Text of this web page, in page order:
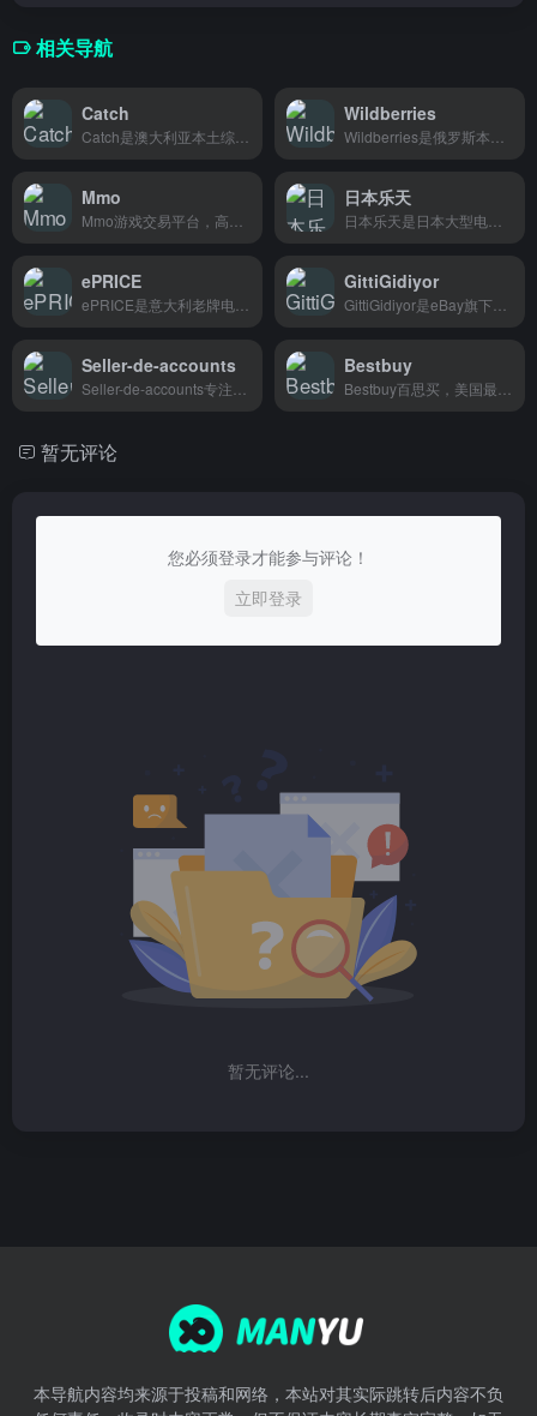
相关导航
Catch Wildberries
Mmo 日本乐天
ePRICE GittiGidiyor
Seller-de-accounts Bestbuy
暂无评论
您必须登录才能参与评论！
立即登录
暂无评论...
本导航内容均来源于投稿和网络，本站对其实际跳转后内容不负